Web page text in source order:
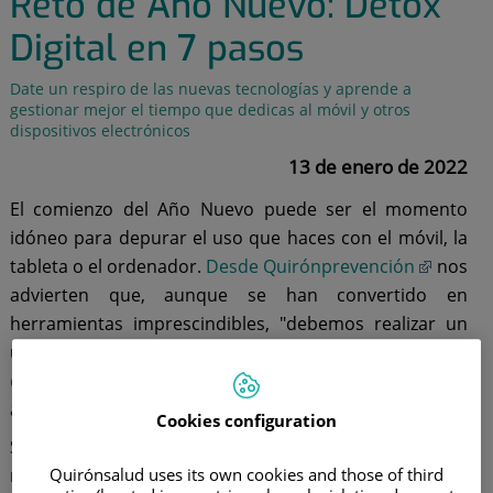
Digital en 7 pasos
Date un respiro de las nuevas tecnologías y aprende a
gestionar mejor el tiempo que dedicas al móvil y otros
dispositivos electrónicos
13 de enero de 2022
El comienzo del Año Nuevo puede ser el momento
idóneo para depurar el uso que haces con el móvil, la
tableta o el ordenador. Desde Quirónprevención
nos
advierten que, aunque se han convertido en
herramientas imprescindibles, "debemos realizar un
uso saludable para prevenir problemas como
cansancio ocular
dolores musculares
alteraciones de sueño o fatiga emocional".
Si quieres librarte de la dependencia que tienes con el
móvil o con otro dispositivo electrónico, te
Cookies configuration
Quirónsalud uses its own cookies and those of third